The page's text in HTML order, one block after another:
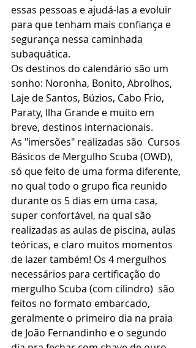
essas pessoas e ajudá-las a evoluir
para que tenham mais confiança e
segurança nessa caminhada
subaquática.
Os destinos do calendário são um
sonho: Noronha, Bonito, Abrolhos,
Laje de Santos, Búzios, Cabo Frio,
Paraty, Ilha Grande e muito em
breve, destinos internacionais.
As "imersões" realizadas são  Cursos
Básicos de Mergulho Scuba (OWD),
só que feito de uma forma diferente,
no qual todo o grupo fica reunido
durante os 5 dias em uma casa,
super confortável, na qual são
realizadas as aulas de piscina, aulas
teóricas, e claro muitos momentos
de lazer também! Os 4 mergulhos
necessários para certificação do
mergulho Scuba (com cilindro)  são
feitos no formato embarcado,
geralmente o primeiro dia na praia
de João Fernandinho e o segundo